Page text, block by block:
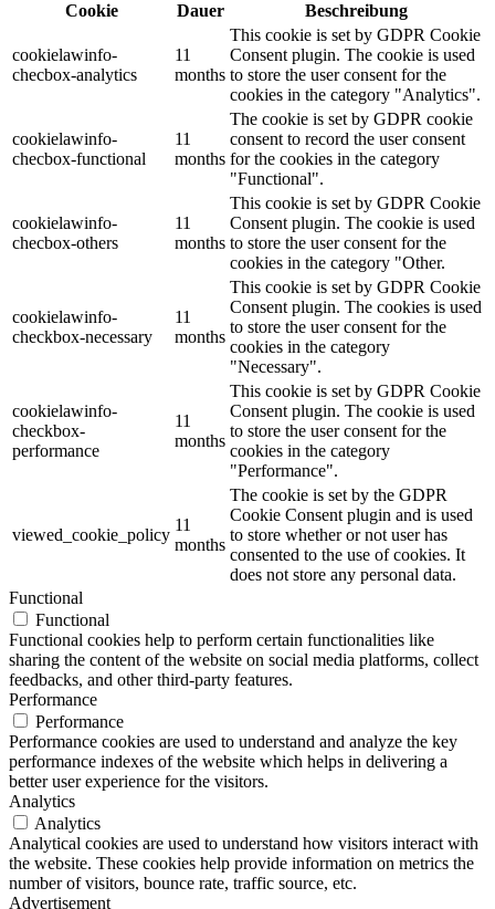
Cookie
Dauer Beschreibung
cookielawinfo-
checbox-analytics
11
months
This cookie is set by GDPR Cookie
Consent plugin. The cookie is used
to store the user consent for the
cookies in the category "Analytics".
cookielawinfo-
checbox-functional
11
months
The cookie is set by GDPR cookie
consent to record the user consent
for the cookies in the category
"Functional".
cookielawinfo-
checbox-others
11
months
This cookie is set by GDPR Cookie
Consent plugin. The cookie is used
to store the user consent for the
cookies in the category "Other.
cookielawinfo-
checkbox-necessary
11
months
This cookie is set by GDPR Cookie
Consent plugin. The cookies is used
to store the user consent for the
cookies in the category
"Necessary".
cookielawinfo-
checkbox-
performance
11
months
This cookie is set by GDPR Cookie
Consent plugin. The cookie is used
to store the user consent for the
cookies in the category
"Performance".
viewed_cookie_policy
11
months
The cookie is set by the GDPR
Cookie Consent plugin and is used
to store whether or not user has
consented to the use of cookies. It
does not store any personal data.
Functional
Functional
Functional cookies help to perform certain functionalities like
sharing the content of the website on social media platforms, collect
feedbacks, and other third-party features.
Performance
Performance
Performance cookies are used to understand and analyze the key
performance indexes of the website which helps in delivering a
better user experience for the visitors.
Analytics
Analytics
Analytical cookies are used to understand how visitors interact with
the website. These cookies help provide information on metrics the
number of visitors, bounce rate, traffic source, etc.
Advertisement